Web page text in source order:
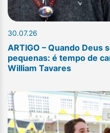
30.07.26
ARTIGO – Quando Deus
pequenas: é tempo de
William Tavares